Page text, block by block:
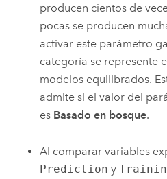
producen cientos de
pocas se producen
activar este parámetro
categoría se represente
modelos equilibrados.
admite si el valor del
es Basado en bosque.
Al comparar variables
Prediction y